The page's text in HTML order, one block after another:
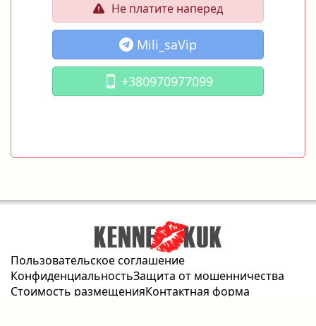
Не платите наперед
Mili_saVip
+380970977099
Пользовательское соглашение
КонфиденциальностьЗащита от мошенничества
Стоимость размещенияКонтактная форма